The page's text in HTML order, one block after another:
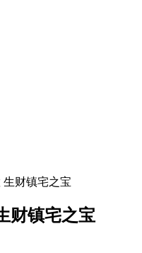
财镇宅之宝
财镇宅之宝